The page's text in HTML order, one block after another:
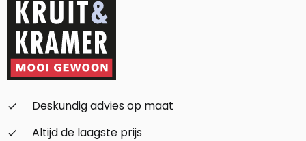
check_small
Deskundig advies op maat
check_small
Altijd de laagste prijs